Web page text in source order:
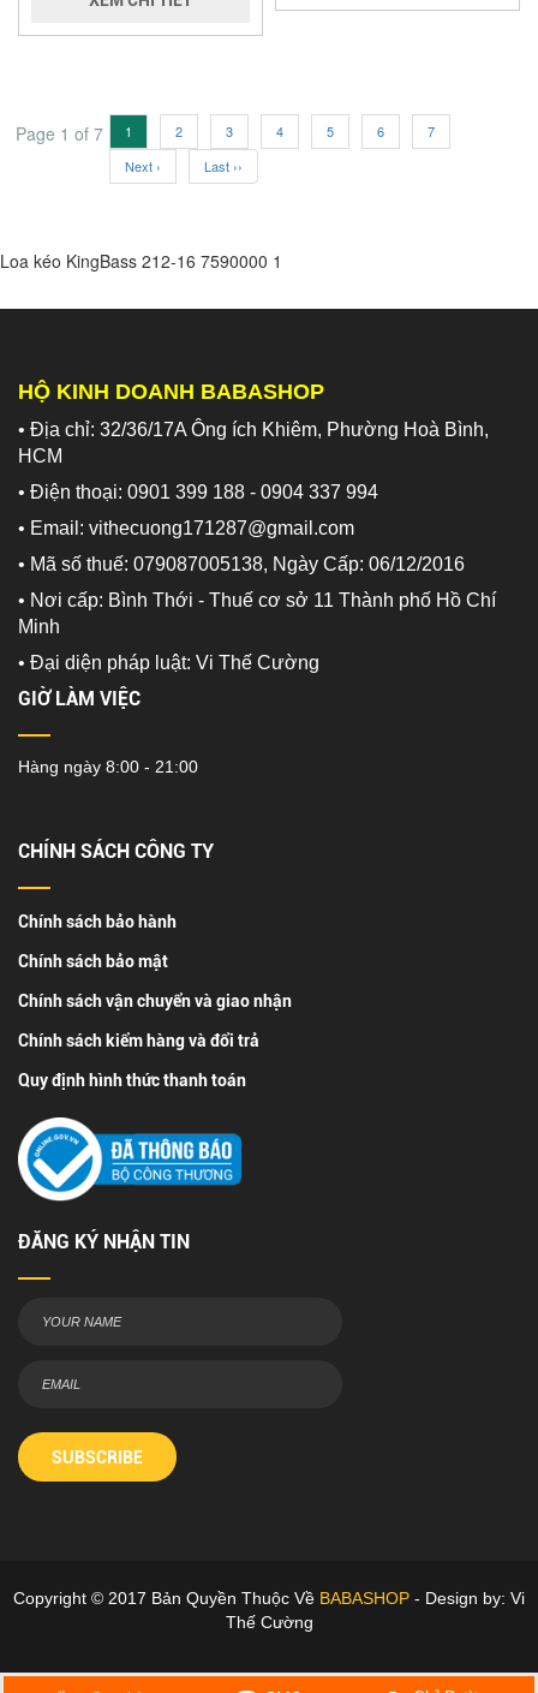
Page 1 of 7 1 2 3 4 5 6
7
Next ›
Last ››
Loa kéo KingBass 212-16 7590000 1
HỘ KINH DOANH BABASHOP
• Địa chỉ: 32/36/17A Ông ích Khiêm, Phường Hoà Bình,
HCM
• Điện thoại: 0901 399 188 - 0904 337 994
• Email: vithecuong171287@gmail.com
• Mã số thuế: 079087005138, Ngày Cấp: 06/12/2016
• Nơi cấp: Bình Thới - Thuế cơ sở 11 Thành phố Hồ Chí
Minh
• Đại diện pháp luật: Vi Thế Cường
GIỜ LÀM VIỆC
Hàng ngày 8:00 - 21:00
CHÍNH SÁCH CÔNG TY
Chính sách bảo hành
Chính sách bảo mật
Chính sách vận chuyển và giao nhận
Chính sách kiểm hàng và đổi trả
Quy định hình thức thanh toán
ĐĂNG KÝ NHẬN TIN
SUBSCRIBE
Copyright © 2017 Bản Quyền Thuộc Về BABASHOP - Design by: Vi
Thế Cường